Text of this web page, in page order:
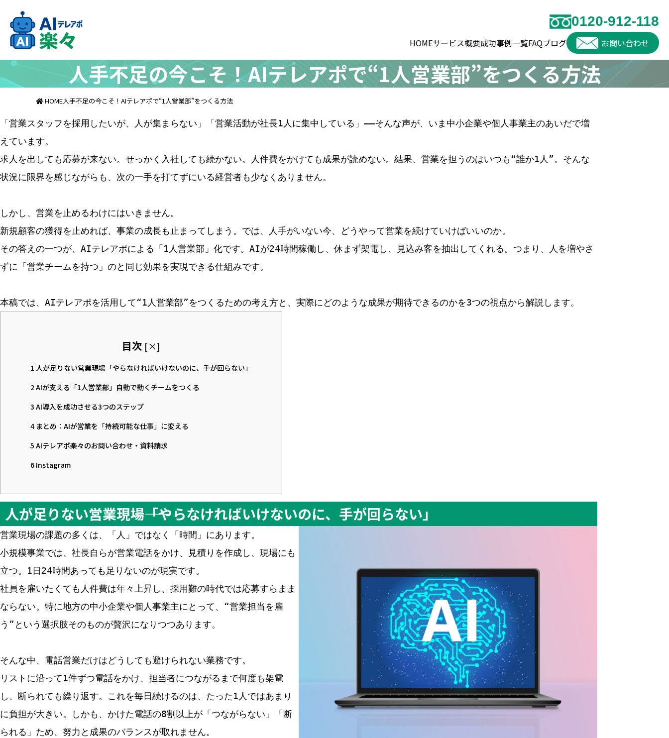
0120-912-118
HOMEサービス概要成功事例一覧FAQブログ お問い合わせ
人手不足の今こそ！AIテレアポで“1人営業部”をつくる方法
HOME人手不足の今こそ！AIテレアポで“1人営業部”をつくる方法
「営業スタッフを採用したいが、人が集まらない」「営業活動が社長1人に集中している」――そんな声が、いま中小企業や個人事業主のあいだで増
えています。
求人を出しても応募が来ない。せっかく入社しても続かない。人件費をかけても成果が読めない。結果、営業を担うのはいつも“誰か1人”。そんな
状況に限界を感じながらも、次の一手を打てずにいる経営者も少なくありません。
しかし、営業を止めるわけにはいきません。
新規顧客の獲得を止めれば、事業の成長も止まってしまう。では、人手がいない今、どうやって営業を続けていけばいいのか。
その答えの一つが、AIテレアポによる「1人営業部」化です。AIが24時間稼働し、休まず架電し、見込み客を抽出してくれる。つまり、人を増やさ
ずに「営業チームを持つ」のと同じ効果を実現できる仕組みです。
本稿では、AIテレアポを活用して“1人営業部”をつくるための考え方と、実際にどのような成果が期待できるのかを3つの視点から解説します。
目次 [×]
1 人が足りない営業現場――「やらなければいけないのに、手が回らない」
2AIが支える「1人営業部」――自動で動くチームをつくる
3 AI導入を成功させる3つのステップ
4 まとめ：AIが営業を「持続可能な仕事」に変える
5 AIテレアポ楽々のお問い合わせ・資料請求
6 Instagram
人が足りない営業現場――「やらなければいけないのに、手が回らない」
営業現場の課題の多くは、「人」ではなく「時間」にあります。
小規模事業では、社長自らが営業電話をかけ、見積りを作成し、現場にも
立つ。1日24時間あっても足りないのが現実です。
社員を雇いたくても人件費は年々上昇し、採用難の時代では応募すらまま
ならない。特に地方の中小企業や個人事業主にとって、“営業担当を雇
う”という選択肢そのものが贅沢になりつつあります。
そんな中、電話営業だけはどうしても避けられない業務です。
リストに沿って1件ずつ電話をかけ、担当者につながるまで何度も架電
し、断られても繰り返す。これを毎日続けるのは、たった1人ではあまり
に負担が大きい。しかも、かけた電話の8割以上が「つながらない」「断
られる」ため、努力と成果のバランスが取れません。